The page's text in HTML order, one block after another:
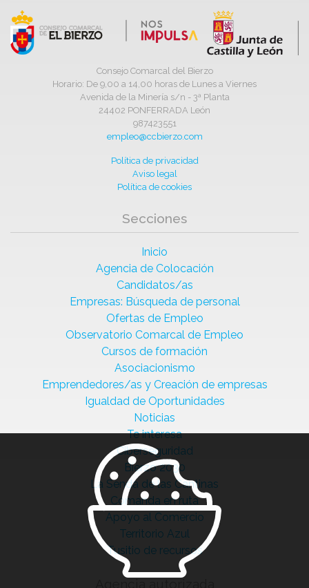
Consejo Comarcal del Bierzo
Horario: De 9,00 a 14,00 horas de Lunes a Viernes
Avenida de la Minería s/n - 3ª Planta
24402 PONFERRADA León
987423551
empleo@ccbierzo.com
Política de privacidad
Aviso legal
Política de cookies
Secciones
Inicio
Agencia de Colocación
Candidatos/as
Empresas: Búsqueda de personal
Ofertas de Empleo
Observatorio Comarcal de Empleo
Cursos de formación
Asociacionismo
Emprendedores/as y Creación de empresas
Igualdad de Oportunidades
Noticias
Te interesa
Ciberseguridad
Bierzo 2030
La Senda de las Cantinas
Comanda en ruta
Apoyo al Comercio
Territorio Azul
Tusitio de recursos